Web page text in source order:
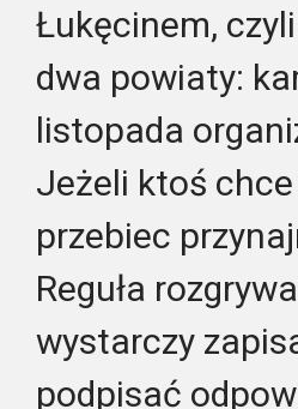
Łukęcinem,
dwa powiaty:
listopada
Jeżeli ktoś
przebiec
Reguła
wystarczy
podpisać